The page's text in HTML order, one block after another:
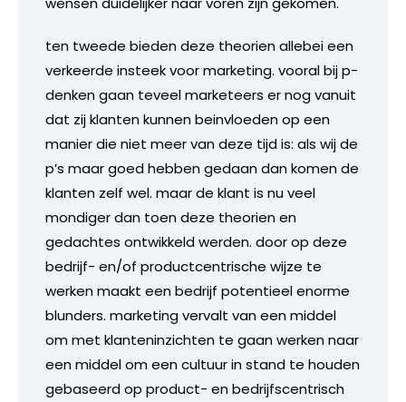
ten tweede bieden deze theorien allebei een
verkeerde insteek voor marketing. vooral bij p-
denken gaan teveel marketeers er nog vanuit
dat zij klanten kunnen beinvloeden op een
manier die niet meer van deze tijd is: als wij de
p’s maar goed hebben gedaan dan komen de
klanten zelf wel. maar de klant is nu veel
mondiger dan toen deze theorien en
gedachtes ontwikkeld werden. door op deze
bedrijf- en/of productcentrische wijze te
werken maakt een bedrijf potentieel enorme
blunders. marketing vervalt van een middel
om met klanteninzichten te gaan werken naar
een middel om een cultuur in stand te houden
gebaseerd op product- en bedrijfscentrisch